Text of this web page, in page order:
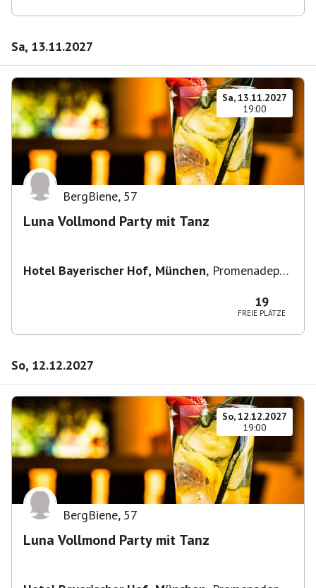
Sa, 13.11.2027
Sa, 13.11.2027
19:00
BergBiene, 57
Luna Vollmond Party mit Tanz
Hotel Bayerischer Hof, München, Promenadepl.
19
FREIE PLÄTZE
So, 12.12.2027
So, 12.12.2027
19:00
BergBiene, 57
Luna Vollmond Party mit Tanz